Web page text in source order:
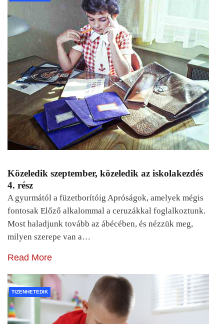
Közeledik szeptember, közeledik az iskolakezdés
4. rész
A gyurmától a füzetborítóig Apróságok, amelyek mégis
fontosak Előző alkalommal a ceruzákkal foglalkoztunk.
Most haladjunk tovább az ábécében, és nézzük meg,
milyen szerepe van a…
Read More
TIZENHETEDIK